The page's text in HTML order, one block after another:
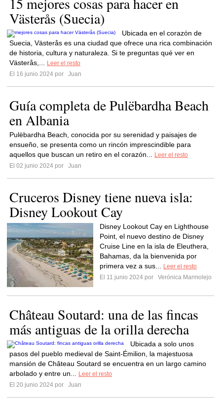
Västerås (Suecia)
Ubicada en el corazón de
Suecia, Västerås es una ciudad que ofrece una rica combinación
de historia, cultura y naturaleza. Si te preguntas qué ver en
Västerås,...
Leer el resto
El 16 junio 2024 por
Juan
Guía completa de Pulëbardha Beach
en Albania
Pulëbardha Beach, conocida por su serenidad y paisajes de
ensueño, se presenta como un rincón imprescindible para
aquellos que buscan un retiro en el corazón...
Leer el resto
El 02 junio 2024 por
Juan
Cruceros Disney tiene nueva isla:
Disney Lookout Cay
Disney Lookout Cay en Lighthouse
Point, el nuevo destino de Disney
Cruise Line en la isla de Eleuthera,
Bahamas, da la bienvenida por
primera vez a sus...
Leer el resto
El 11 junio 2024 por
Verónica Marmolejo
Château Soutard: una de las fincas
más antiguas de la orilla derecha
Ubicada a solo unos
pasos del pueblo medieval de Saint-Émilion, la majestuosa
mansión de Château Soutard se encuentra en un largo camino
arbolado y entre un...
Leer el resto
El 20 junio 2024 por
Juan